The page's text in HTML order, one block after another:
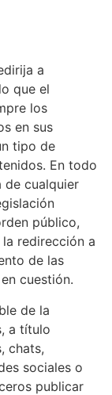
a
que el
los
en sus
tipo de
En todo
de cualquier
público,
redirección a
de las
cuestión.
de la
a título
chats,
sociales o
publicar